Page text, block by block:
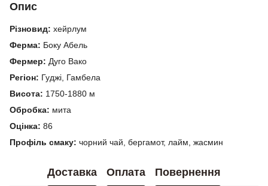
Опис
Різновид: хейрлум
Ферма: Боку Абель
Фермер: Дуго Вако
Регіон: Гуджі, Гамбела
Висота: 1750-1880 м
Обробка: мита
Оцінка: 86
Профіль смаку: чорний чай, бергамот, лайм, жасмин
Доставка Оплата Повернення